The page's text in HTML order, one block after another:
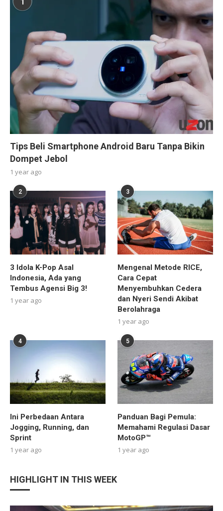
Tips Beli Smartphone Android Baru Tanpa Bikin
Dompet Jebol
1 year ago
2
3 Idola K-Pop Asal
Indonesia, Ada yang
Tembus Agensi Big 3!
1 year ago
3
Mengenal Metode RICE,
Cara Cepat
Menyembuhkan Cedera
dan Nyeri Sendi Akibat
Berolahraga
1 year ago
4
Ini Perbedaan Antara
Jogging, Running, dan
Sprint
1 year ago
5
Panduan Bagi Pemula:
Memahami Regulasi Dasar
MotoGP™
1 year ago
HIGHLIGHT IN THIS WEEK